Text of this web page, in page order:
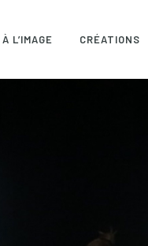
L’IMAGE CRÉATIONS